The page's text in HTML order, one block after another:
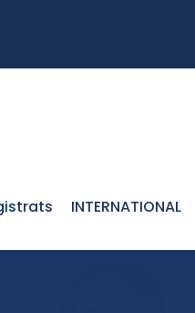
INTERNATIONAL